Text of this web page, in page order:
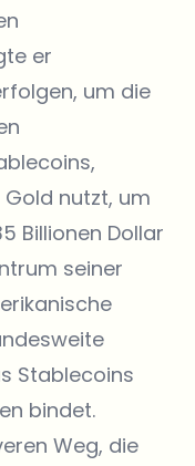
er
um die
nutzt, um
Billionen Dollar
seiner
Stablecoins
bindet.
Weg, die